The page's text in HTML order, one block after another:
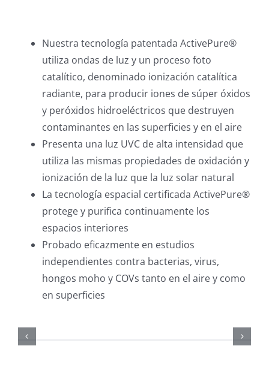
Nuestra tecnología patentada ActivePure®
utiliza ondas de luz y un proceso foto
catalítico, denominado ionización catalítica
radiante, para producir iones de súper óxidos
y peróxidos hidroeléctricos que destruyen
contaminantes en las superficies y en el aire
Presenta una luz UVC de alta intensidad que
utiliza las mismas propiedades de oxidación y
ionización de la luz que la luz solar natural
La tecnología espacial certificada ActivePure®
protege y purifica continuamente los
espacios interiores
Probado eficazmente en estudios
independientes contra bacterias, virus,
hongos moho y COVs tanto en el aire y como
en superficies